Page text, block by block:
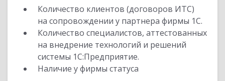
Количество клиентов (договоров ИТС)
на сопровождении у партнера фирмы 1С.
Количество специалистов, аттестованных
на внедрение технологий и решений
системы 1С:Предприятие.
Наличие у фирмы статуса